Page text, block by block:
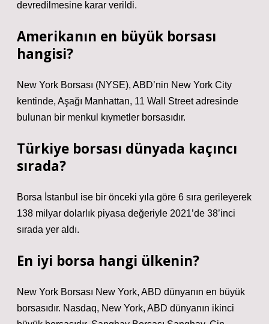
devredilmesine karar verildi.
Amerikanın en büyük borsası
hangisi?
New York Borsası (NYSE), ABD’nin New York City
kentinde, Aşağı Manhattan, 11 Wall Street adresinde
bulunan bir menkul kıymetler borsasıdır.
Türkiye borsası dünyada kaçıncı
sırada?
Borsa İstanbul ise bir önceki yıla göre 6 sıra gerileyerek
138 milyar dolarlık piyasa değeriyle 2021’de 38’inci
sırada yer aldı.
En iyi borsa hangi ülkenin?
New York Borsası New York, ABD dünyanın en büyük
borsasıdır. Nasdaq, New York, ABD dünyanın ikinci